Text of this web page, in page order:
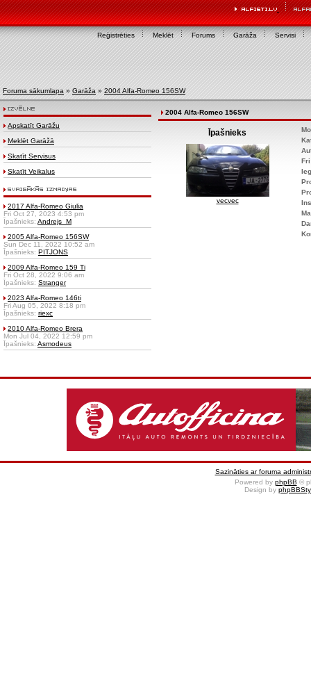
Reģistrēties Meklēt Forums Garāža Servisi
Foruma sākumlapa » Garāža » 2004 Alfa-Romeo 156SW
Apskatīt Garāžu
Meklēt Garāžā
Skatīt Servisus
Skatīt Veikalus
2017 Alfa-Romeo Giulia
Fri Oct 27, 2023 4:53 pm
Īpašnieks: Andrejs_M
2005 Alfa-Romeo 156SW
Sun Dec 11, 2022 10:52 am
Īpašnieks: PITJONS
2009 Alfa-Romeo 159 Ti
Fri Oct 28, 2022 9:06 am
Īpašnieks: Stranger
2023 Alfa-Romeo 146ti
Fri Aug 05, 2022 8:18 pm
Īpašnieks: riexc
2010 Alfa-Romeo Brera
Mon Jul 04, 2022 12:59 pm
Īpašnieks: Asmodeus
2004 Alfa-Romeo 156SW
Īpašnieks
vecvec
Sazināties ar foruma
Powered by phpBB ©
Design by